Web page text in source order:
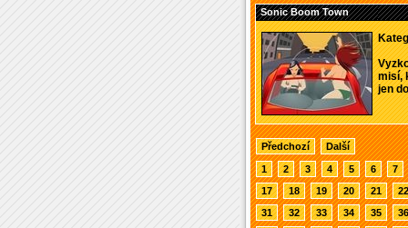
Sonic Boom Town
misí,
jen
Předchozí Další
1 2 3 4 5 6
7
17
18 19 20 21
22
31
32 33 34 35
36